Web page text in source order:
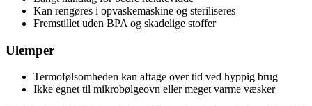
Kan rengøres i opvaskemaskine og steriliseres
Fremstillet uden BPA og skadelige stoffer
Ulemper
Termofølsomheden kan aftage over tid ved hyppig brug
Ikke egnet til mikrobølgeovn eller meget varme væsker